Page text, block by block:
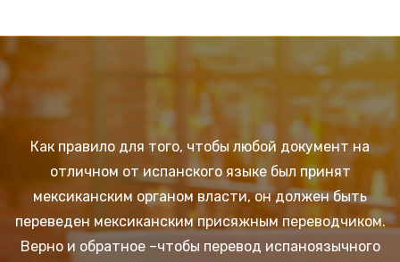
Как правило для того, чтобы любой документ на
отличном от испанского языке был принят
мексиканским органом власти, он должен быть
переведен мексиканским присяжным переводчиком.
Верно и обратное –чтобы перевод испаноязычного